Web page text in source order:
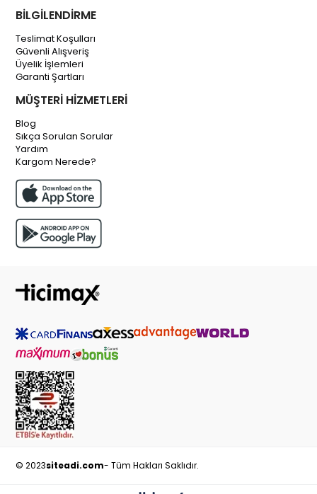
BİLGİLENDİRME
Teslimat Koşulları
Güvenli Alışveriş
Üyelik İşlemleri
Garanti Şartları
MÜŞTERİ HİZMETLERİ
Blog
Sıkça Sorulan Sorular
Yardım
Kargom Nerede?
© 2023siteadi.com- Tüm Hakları Saklıdır.